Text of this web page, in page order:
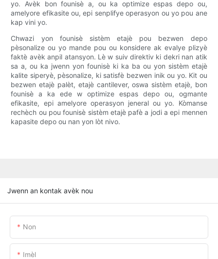
yo. Avèk bon founisè a, ou ka optimize espas depo ou,
amelyore efikasite ou, epi senplifye operasyon ou yo pou ane
kap vini yo.
Chwazi yon founisè sistèm etajè pou bezwen depo
pèsonalize ou yo mande pou ou konsidere ak evalye plizyè
faktè avèk anpil atansyon. Lè w suiv direktiv ki dekri nan atik
sa a, ou ka jwenn yon founisè ki ka ba ou yon sistèm etajè
kalite siperyè, pèsonalize, ki satisfè bezwen inik ou yo. Kit ou
bezwen etajè palèt, etajè cantilever, oswa sistèm etajè, bon
founisè a ka ede w optimize espas depo ou, ogmante
efikasite, epi amelyore operasyon jeneral ou yo. Kòmanse
rechèch ou pou founisè sistèm etajè pafè a jodi a epi mennen
kapasite depo ou nan yon lòt nivo.
Jwenn an kontak avèk nou
Non
Imèl